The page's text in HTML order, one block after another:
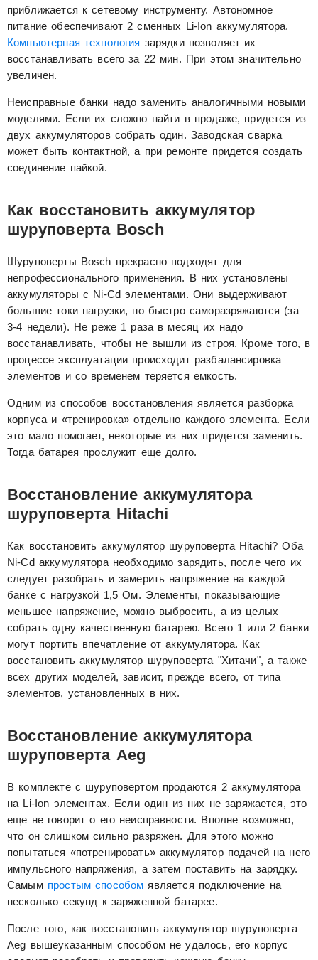
приближается к сетевому инструменту. Автономное
питание обеспечивают 2 сменных Li-Ion аккумулятора.
Компьютерная технология зарядки позволяет их
восстанавливать всего за 22 мин. При этом значительно
увеличен.
Неисправные банки надо заменить аналогичными новыми
моделями. Если их сложно найти в продаже, придется из
двух аккумуляторов собрать один. Заводская сварка
может быть контактной, а при ремонте придется создать
соединение пайкой.
Как восстановить аккумулятор
шуруповерта Bosch
Шуруповерты Bosch прекрасно подходят для
непрофессионального применения. В них установлены
аккумуляторы с Ni-Cd элементами. Они выдерживают
большие токи нагрузки, но быстро саморазряжаются (за
3-4 недели). Не реже 1 раза в месяц их надо
восстанавливать, чтобы не вышли из строя. Кроме того, в
процессе эксплуатации происходит разбалансировка
элементов и со временем теряется емкость.
Одним из способов восстановления является разборка
корпуса и «тренировка» отдельно каждого элемента. Если
это мало помогает, некоторые из них придется заменить.
Тогда батарея прослужит еще долго.
Восстановление аккумулятора
шуруповерта Hitachi
Как восстановить аккумулятор шуруповерта Hitachi? Оба
Ni-Cd аккумулятора необходимо зарядить, после чего их
следует разобрать и замерить напряжение на каждой
банке с нагрузкой 1,5 Ом. Элементы, показывающие
меньшее напряжение, можно выбросить, а из целых
собрать одну качественную батарею. Всего 1 или 2 банки
могут портить впечатление от аккумулятора. Как
восстановить аккумулятор шуруповерта "Хитачи", а также
всех других моделей, зависит, прежде всего, от типа
элементов, установленных в них.
Восстановление аккумулятора
шуруповерта Aeg
В комплекте с шуруповертом продаются 2 аккумулятора
на Li-Ion элементах. Если один из них не заряжается, это
еще не говорит о его неисправности. Вполне возможно,
что он слишком сильно разряжен. Для этого можно
попытаться «потренировать» аккумулятор подачей на него
импульсного напряжения, а затем поставить на зарядку.
Самым простым способом является подключение на
несколько секунд к заряженной батарее.
После того, как восстановить аккумулятор шуруповерта
Aeg вышеуказанным способом не удалось, его корпус